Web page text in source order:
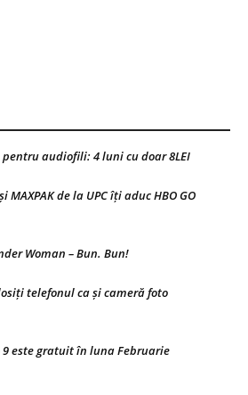
pentru audiofili: 4 luni cu doar 8LEI
MAXPAK de la UPC îți aduc HBO GO
Woman – Bun. Bun!
telefonul ca și cameră foto
9 este gratuit în luna Februarie